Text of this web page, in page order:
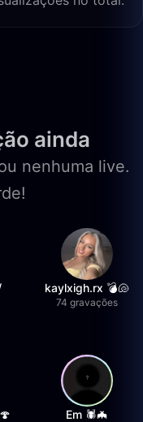
ainda
nenhuma live.
kaylxigh.rx 💣🐚
74 gravações
Em 🕷️🦇